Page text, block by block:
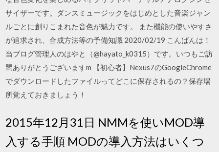
サイザーです。ダンスミュージックをはじめとした音楽ジャン
ルごとに創りこまれた音色が魅力です。 また機能の使いやすさ
が追求され、合成方法等の予備知識 2020/02/19 こんばんは！
当ブログ管理人のはやと（@hayato_k0315）です。いつもご訪
問ありがとうございますm 【初心者】Nexus7のGoogleChrome
でダウンロードしたファイルってどこに保存されるの？保存場
所覚えておきましょう！
2015年12月31日 NMMを使いMOD導
入する手順 MODの導入方法はいくつ